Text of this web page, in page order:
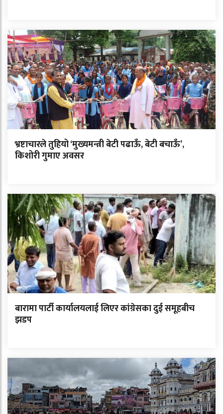
भ्रष्टाचारले तुहियो ‘मुख्यमन्त्री बेटी पढाऊँ, बेटी बचाऊँ’,
किशोरी गुमाए अवसर
बारामा पार्टी कार्यालयलाई लिएर कांग्रेसका दुई समूहबीच
झडप